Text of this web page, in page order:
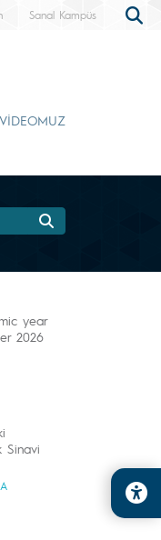
Sanal Kampüs
year
2026
Sinavi